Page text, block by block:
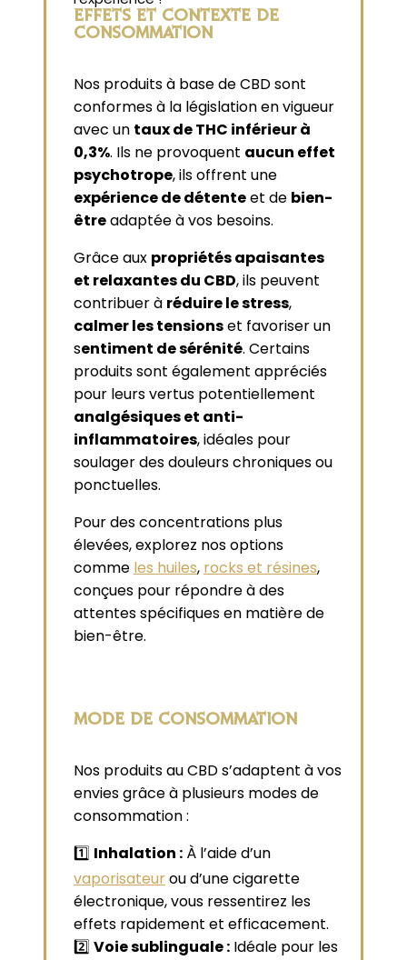
EFFETS ET CONTEXTE DE
CONSOMMATION
Nos produits à base de CBD sont
conformes à la législation en vigueur
avec un taux de THC inférieur à
0,3%. Ils ne provoquent aucun effet
psychotrope, ils offrent une
expérience de détenteet de bien-
êtreadaptée à vos besoins.
Grâce aux propriétés apaisantes
et relaxantes du CBD, ils peuvent
contribuer à réduire le stress,
calmer les tensionset favoriser un
sentiment de sérénité. Certains
produits sont également appréciés
pour leurs vertus potentiellement
analgésiques et anti-
inflammatoires, idéales pour
soulager des douleurs chroniques ou
ponctuelles.
Pour des concentrations plus
élevées, explorez nos options
comme les huiles, rocks et résines,
conçues pour répondre à des
attentes spécifiques en matière de
bien-être.
MODE DE CONSOMMATION
Nos produits au CBD s’adaptent à vos
envies grâce à plusieurs modes de
consommation :
1️⃣ Inhalation : À l’aide d’un
vaporisateurou d’une cigarette
électronique, vous ressentirez les
effets rapidement et efficacement.
2️⃣ Voie sublinguale : Idéale pour les